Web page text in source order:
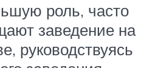
роль, часто
заведение на
руководствуясь